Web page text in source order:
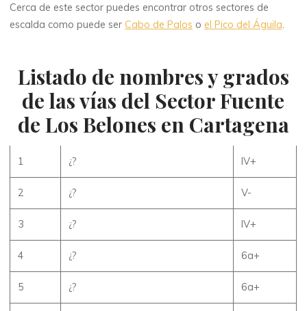
Cerca de este sector puedes encontrar otros sectores de
escalda como puede serCabo de Palos oel Pico del Águila.
Listado de nombres y grados
de las vías del Sector Fuente
de Los Belones en Cartagena
1 ¿? IV+
2 ¿? V-
3 ¿? IV+
4 ¿? 6a+
5 ¿? 6a+